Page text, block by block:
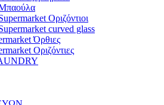
Οριζόντιοι
curved glass
Όρθιες
Οριζόντιες